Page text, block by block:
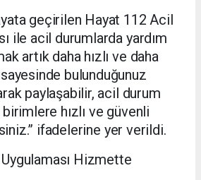
geçirilen Hayat 112 Acil
ile acil durumlarda yardım
artık daha hızlı ve daha
bulunduğunuz
paylaşabilir, acil durum
birimlere hızlı ve güvenli
ifadelerine yer verildi.
Hizmette